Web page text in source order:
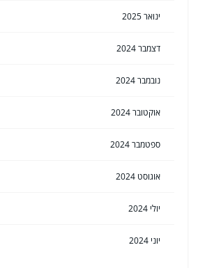
ינואר 2025
דצמבר 2024
נובמבר 2024
אוקטובר 2024
ספטמבר 2024
אוגוסט 2024
יולי 2024
יוני 2024